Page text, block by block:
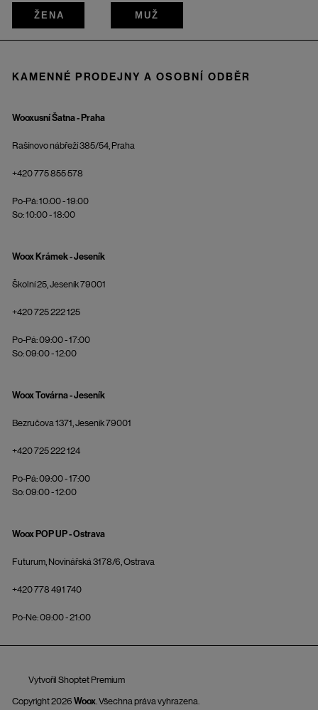
ŽENA MUŽ
KAMENNÉ PRODEJNY A OSOBNÍ ODBĚR
Wooxusní Šatna - Praha
Rašínovo nábřeží 385/54, Praha
+420 775 855 578
Po-Pá: 10:00 - 19:00
So: 10:00 - 18:00
Woox Krámek - Jeseník
Školní 25, Jeseník 79001
+420 725 222 125
Po-Pá: 09:00 - 17:00
So: 09:00 - 12:00
Woox Továrna - Jeseník
Bezručova 1371, Jeseník 79001
+420 725 222 124
Po-Pá: 09:00 - 17:00
So: 09:00 - 12:00
Woox POP UP - Ostrava
Futurum, Novinářská 3178/6, Ostrava
+420 778 491 740
Po-Ne: 09:00 - 21:00
Vytvořil Shoptet Premium
Copyright 2026 Woox . Všechna práva vyhrazena.